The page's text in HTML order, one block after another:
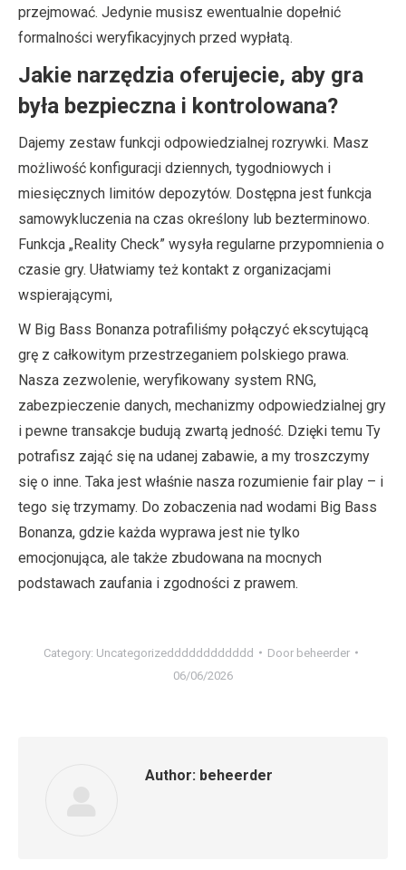
przejmować. Jedynie musisz ewentualnie dopełnić
formalności weryfikacyjnych przed wypłatą.
Jakie narzędzia oferujecie, aby gra
była bezpieczna i kontrolowana?
Dajemy zestaw funkcji odpowiedzialnej rozrywki. Masz
możliwość konfiguracji dziennych, tygodniowych i
miesięcznych limitów depozytów. Dostępna jest funkcja
samowykluczenia na czas określony lub bezterminowo.
Funkcja „Reality Check” wysyła regularne przypomnienia o
czasie gry. Ułatwiamy też kontakt z organizacjami
wspierającymi,
W Big Bass Bonanza potrafiliśmy połączyć ekscytującą
grę z całkowitym przestrzeganiem polskiego prawa.
Nasza zezwolenie, weryfikowany system RNG,
zabezpieczenie danych, mechanizmy odpowiedzialnej gry
i pewne transakcje budują zwartą jedność. Dzięki temu Ty
potrafisz zająć się na udanej zabawie, a my troszczymy
się o inne. Taka jest właśnie nasza rozumienie fair play – i
tego się trzymamy. Do zobaczenia nad wodami Big Bass
Bonanza, gdzie każda wyprawa jest nie tylko
emocjonująca, ale także zbudowana na mocnych
podstawach zaufania i zgodności z prawem.
Category: Uncategorizedddddddddddd Door beheerder
06/06/2026
Author: beheerder